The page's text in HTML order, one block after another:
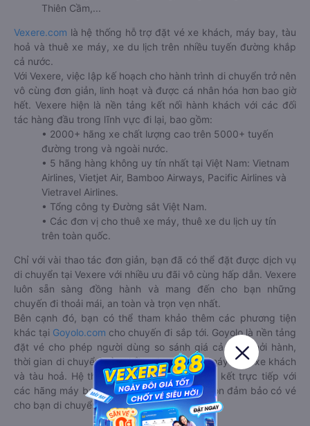
Thiên Cầm,...
Vexere.com là hệ thống hỗ trợ đặt vé xe khách, máy bay, tàu
hoả và thuê xe máy, xe du lịch trên nhiều tuyến đường khắp
cả nước.
Với Vexere, việc lập kế hoạch cho hành trình di chuyển trở nên
vô cùng đơn giản, linh hoạt và được cá nhân hóa hơn bao giờ
hết. Vexere hiện là nền tảng kết nối hành khách với các đối
tác hàng đầu trong lĩnh vực đi lại, bao gồm:
• 2000+ hãng xe chất lượng cao trên 5000+ tuyến
đường trong và ngoài nước.
• 5 hãng hàng không uy tín nhất tại Việt Nam: Vietnam
Airlines, Vietjet Air, Bamboo Airways, Pacific Airlines và
Vietravel Airlines.
• Tổng công ty Đường sắt Việt Nam.
• Các đơn vị cho thuê xe máy, thuê xe du lịch uy tín
trên toàn quốc.
Chỉ với vài thao tác đơn giản, bạn đã có thể đặt được dịch vụ
di chuyển tại Vexere với nhiều ưu đãi vô cùng hấp dẫn. Vexere
luôn sẵn sàng đồng hành và mang đến cho bạn những
chuyến đi thoải mái, an toàn và trọn vẹn nhất.
Bên cạnh đó, bạn có thể tham khảo thêm các phương tiện
khác tại Goyolo.com cho chuyến đi sắp tới. Goyolo là nền tảng
đặt vé cho phép người dùng so sánh giá cả, giờ khởi hành,
thời gian di chuyển của nhiều phương tiện máy bay, xe khách
và tàu hoả. Hệ thống của Goyolo được liên kết trực tiếp với
các hãng máy bay, xe khách và tàu hoả, luôn đảm bảo có vé
cho bạn di chuyển.